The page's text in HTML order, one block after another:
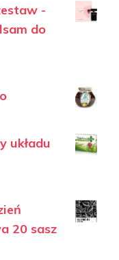
-
do
układu
20 sasz